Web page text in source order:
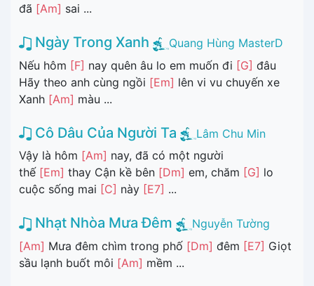
đã [Am] sai ...
Ngày Trong Xanh
Quang Hùng MasterD
Nếu hôm [F] nay quên âu lo em muốn đi [G] đâu
Hãy theo anh cùng ngồi [Em] lên vi vu chuyến xe
Xanh [Am] màu ...
Cô Dâu Của Người Ta
Lâm Chu Min
Vậy là hôm [Am] nay, đã có một người
thế [Em] thay Cận kề bên [Dm] em, chăm [G] lo
cuộc sống mai [C] này [E7] ...
Nhạt Nhòa Mưa Đêm
Nguyễn Tường
[Am] Mưa đêm chìm trong phố [Dm] đêm [E7] Giọt
sầu lạnh buốt môi [Am] mềm ...